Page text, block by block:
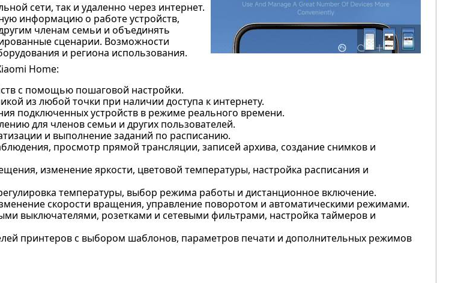
сети, так и удаленно через интернет.
информацию о работе устройств,
членам семьи и объединять
сценарии. Возможности
и региона использования.
Home:
с помощью пошаговой настройки.
из любой точки при наличии доступа к интернету.
подключенных устройств в режиме реального времени.
для членов семьи и других пользователей.
и выполнение заданий по расписанию.
просмотр прямой трансляции, записей архива, создание снимков и
изменение яркости, цветовой температуры, настройка расписания и
температуры, выбор режима работы и дистанционное включение.
скорости вращения, управление поворотом и автоматическими режимами.
выключателями, розетками и сетевыми фильтрами, настройка таймеров и
принтеров с выбором шаблонов, параметров печати и дополнительных режимов